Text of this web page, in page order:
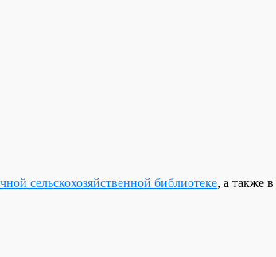
сельскохозяйственной библиотеке, а также в